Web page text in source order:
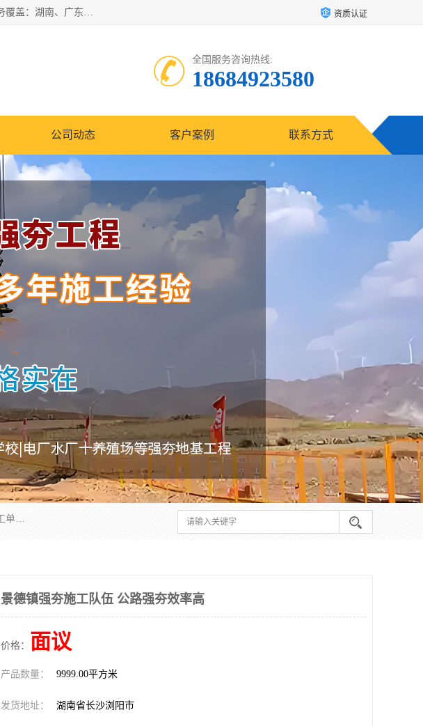
湖南业峻强夯基础工程有限公司是一家专业从事湖南强夯基础工程、强夯机租赁，地基处理的施工单位。业务覆盖：湖南、广东，江西等地。可承接1000KN.m-25000KN.m强夯（置换）工程。公司创始人是国内较早期从事强夯施工的建设者，经过多年的一步一个脚印的发展，在行业内具有较高的度和良好的口碑。 资质认证
全国服务咨询热线:
18684923580
公司动态 客户案例 联系方式
湖南业峻强夯基础工程有限公司是一家专业从事湖南强夯基础工程、强夯机租赁，地基处理的施工单位。业务覆盖：湖南、广东，江西等地。可承接1000KN.m-25000KN.m强夯（置换）工程。公司创始人是国内较早期从事强夯施工的建设者，经过多年的一步一个脚印的发展，在行业内具有较高的度和良好的口碑。
景德镇强夯施工队伍 公路强夯效率高
价格： 面议
产品数量： 9999.00平方米
发货地址： 湖南省长沙浏阳市